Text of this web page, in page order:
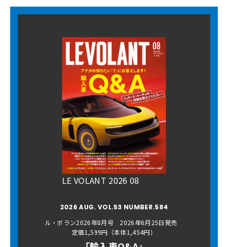
LE VOLANT 2026 08
2026 AUG. VOL.53 NUMBER.584
ル・ボラン2026年8月号 2026年6月25日発売
定価1,599円（本体1,454円）